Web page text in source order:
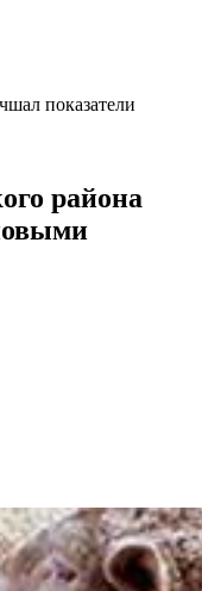
показатели
района